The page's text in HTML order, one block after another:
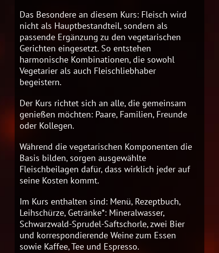
Das Besondere an diesem Kurs: Fleisch wird
nicht als Hauptbestandteil, sondern als
passende Ergänzung zu den vegetarischen
Gerichten eingesetzt. So entstehen
harmonische Kombinationen, die sowohl
Vegetarier als auch Fleischliebhaber
begeistern.
Der Kurs richtet sich an alle, die gemeinsam
genießen möchten: Paare, Familien, Freunde
oder Kollegen.
Während die vegetarischen Komponenten die
Basis bilden, sorgen ausgewählte
Fleischbeilagen dafür, dass wirklich jeder auf
seine Kosten kommt.
Im Kurs enthalten sind: Menü, Rezeptbuch,
Leihschürze, Getränke*: Mineralwasser,
Schwarzwald-Sprudel-Saftschorle, zwei Bier
und korrespondierende Weine zum Essen
sowie Kaffee, Tee und Espresso.